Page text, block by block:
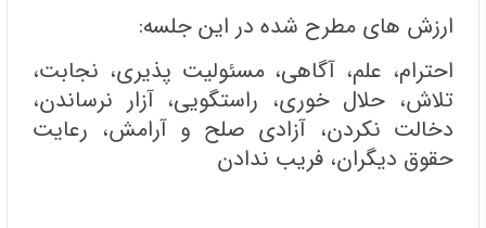
ارزش های مطرح شده در این جلسه:
احترام، علم، آگاهی، مسئولیت پذیری، نجابت،
تلاش، حلال خوری، راستگویی، آزار نرساندن،
دخالت نکردن، آزادی صلح و آرامش، رعایت
حقوق دیگران، فریب ندادن